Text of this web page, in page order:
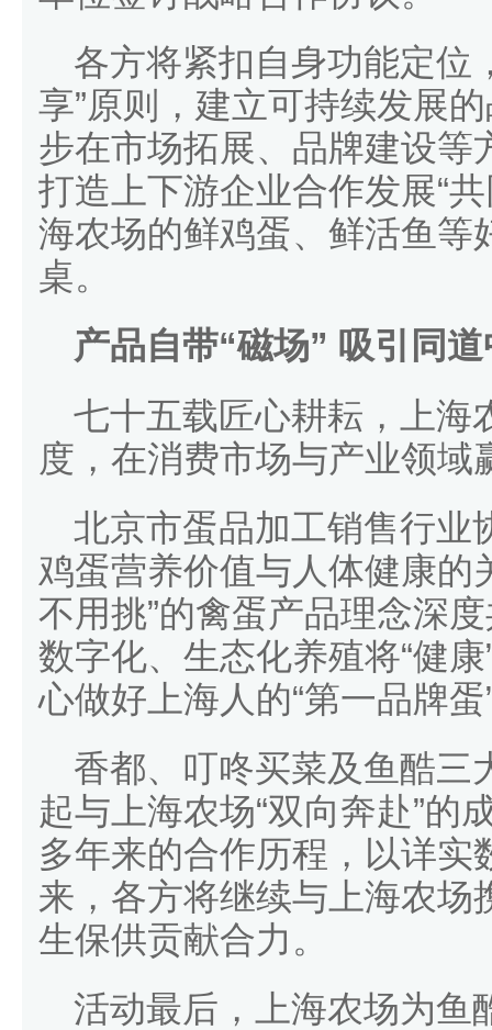
各方将紧扣自身功能定位
享”原则，建立可持续发展
步在市场拓展、品牌建设等
打造上下游企业合作发展“
海农场的鲜鸡蛋、鲜活鱼等
桌。
产品自带“磁场” 吸引同
七十五载匠心耕耘，上海
度，在消费市场与产业领域
北京市蛋品加工销售行业
鸡蛋营养价值与人体健康的
不用挑”的禽蛋产品理念深
数字化、生态化养殖将“健
心做好上海人的“第一品牌蛋
香都、叮咚买菜及鱼酷三
起与上海农场“双向奔赴”的
多年来的合作历程，以详实
来，各方将继续与上海农场
生保供贡献合力。
活动最后，上海农场为鱼